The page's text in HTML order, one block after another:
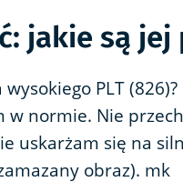
jakie są jej
PLT
w normie. Nie
uskarżam się na
obraz). mk